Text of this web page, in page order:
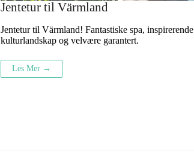
Jentetur til Värmland
Jentetur til Värmland! Fantastiske spa, inspirerende
kulturlandskap og velvære garantert.
Les Mer